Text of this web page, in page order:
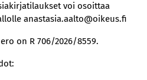
voi osoittaa
anastasia.aalto@oikeus.fi
on R 706/2026/8559.